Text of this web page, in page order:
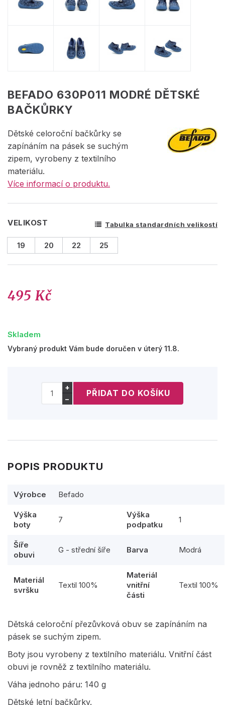
BEFADO 630P011 MODRÉ DĚTSKÉ
BAČKŮRKY
Dětské celoroční bačkůrky se
zapínáním na pásek se suchým
zipem, vyrobeny z textilního
materiálu.
Více informací o produktu.
VELIKOST Tabulka standardních velikostí
19 20 22 25
495 Kč
Skladem
Vybraný produkt Vám bude doručen v úterý 11.8.
+
−
POPIS PRODUKTU
Výrobce Befado
Výška
boty
7
Výška
podpatku
1
Šíře
obuvi
G - střední šíře Barva Modrá
Materiál
svršku
Textil 100%
Materiál
vnitřní
části
Textil 100%
Dětská celoroční přezůvková obuv se zapínáním na
pásek se suchým zipem.
Boty jsou vyrobeny z textilního materiálu. Vnitřní část
obuvi je rovněž z textilního materiálu.
Váha jednoho páru: 140 g
Dětské letní bačkůrky.